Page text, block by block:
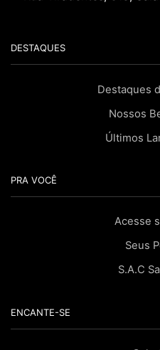
DESTAQUES
Destaques
Nossos
Últimos
PRA VOCÊ
Acesse
Seus
S.A.C
ENCANTE-SE